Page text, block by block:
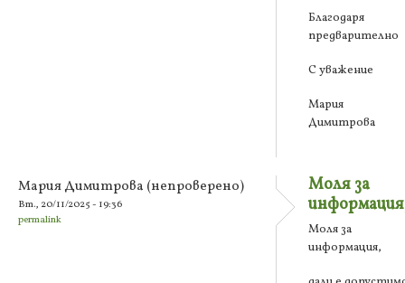
Благодаря
предварително
С уважение
Мария
Димитрова
Мария Димитрова (непроверено)
Вт., 20/11/2025 - 19:36
permalink
Моля за
Моля за
информация,